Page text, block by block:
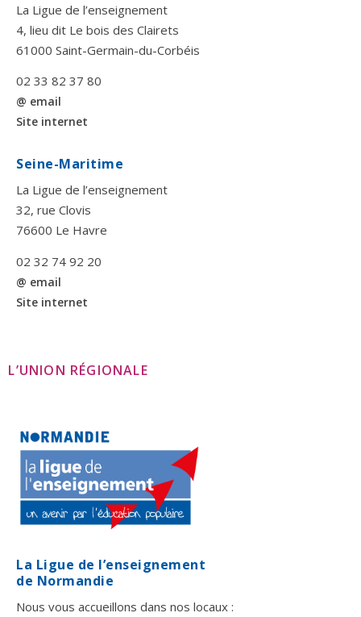
La Ligue de l’enseignement
4, lieu dit Le bois des Clairets
61000 Saint-Germain-du-Corbéis
02 33 82 37 80
@ email
Site internet
Seine-Maritime
La Ligue de l’enseignement
32, rue Clovis
76600 Le Havre
02 32 74 92 20
@ email
Site internet
L’UNION RÉGIONALE
La Ligue de l’enseignement
de Normandie
Nous vous accueillons dans nos locaux :